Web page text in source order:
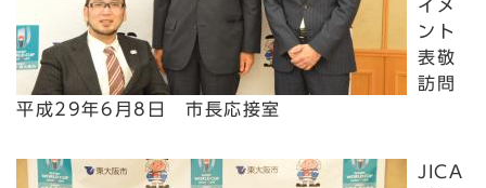
イメ
ント
表敬
訪問
平成29年6月8日 市長応接室
JICA